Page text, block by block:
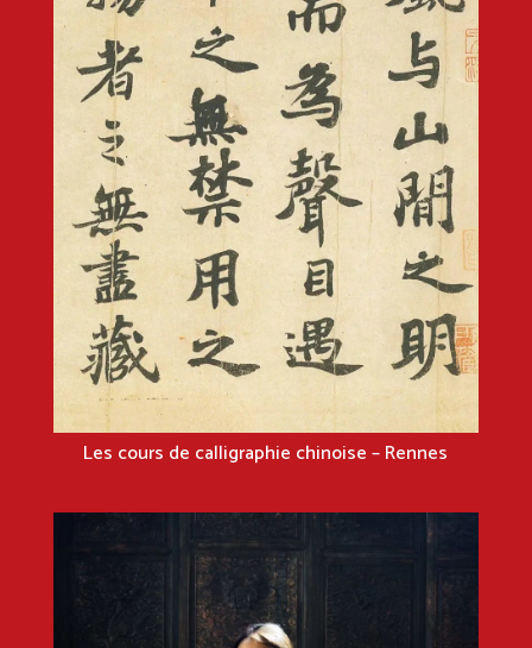
Les cours de calligraphie chinoise – Rennes